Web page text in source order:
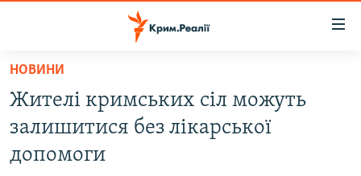
Перейти
основного
матеріалу
до
НОВИНИ
Жителі кримських сіл можуть
залишитися без лікарської
допомоги